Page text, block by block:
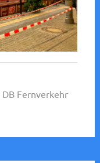
DB Fernverkehr